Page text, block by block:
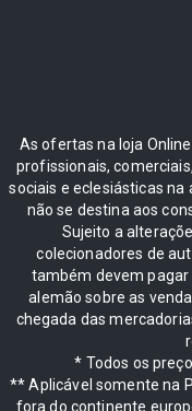
As ofertas na loja
profissionais,
sociais e eclesiásticas na
não se destina aos
Sujeito a
colecionadores de
também devem
alemão sobre as
chegada das
* Todos os
** Aplicável somente na
fora do continente